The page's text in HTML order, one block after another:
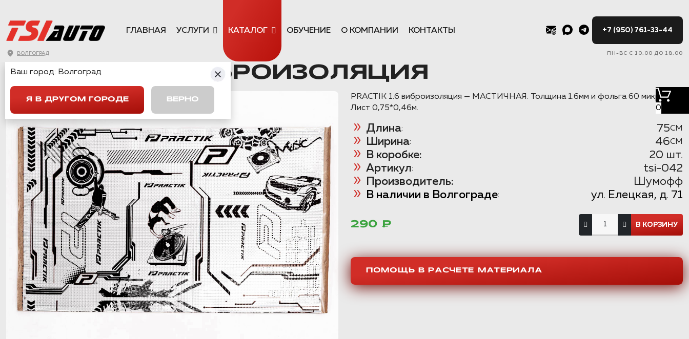
ВОЛГОГРАД
ГЛАВНАЯ УСЛУГИ КАТАЛОГ ОБУЧЕНИЕ О КОМПАНИИ КОНТАКТЫ +7 (950) 761-33-44
ПН-ВС С 10:00 ДО 18:00
0
PRACTIK 1.6 ВИБРОИЗОЛЯЦИЯ
PRACTIK 1.6 виброизоляция — МАСТИЧНАЯ. Толщина 1.6мм и фольга 60 микрон.
Лист 0,75*0,46м.
Длина: 75CM
Ширина: 46CM
В коробке:
20 шт.
Артикул:
tsi-042
Производитель:
Шумофф
В наличии в Волгограде: ул. Елецкая, д. 71
290 ₽
ПОМОЩЬ В РАСЧЕТЕ МАТЕРИАЛА
Ваш город: Волгоград
Я В ДРУГОМ ГОРОДЕ ВЕРНО